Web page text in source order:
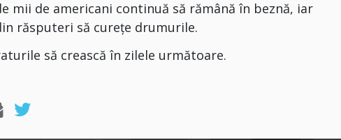
mii de americani continuă să rămână în beznă, iar
răsputeri să cureţe drumurile.
să crească în zilele următoare.